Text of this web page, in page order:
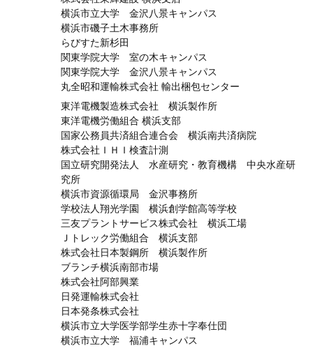
横浜市立大学 金沢八景キャンパス
横浜市磯子土木事務所
らびすた新杉田
関東学院大学 室の木キャンパス
関東学院大学 金沢八景キャンパス
丸全昭和運輸株式会社 輸出梱包センター
東洋電機製造株式会社 横浜製作所
東洋電機労働組合 横浜支部
国家公務員共済組合連合会 横浜南共済病院
株式会社ＩＨＩ検査計測
国立研究開発法人 水産研究・教育機構 中央水産研
究所
横浜市資源循環局 金沢事務所
学校法人翔光学園 横浜創学館高等学校
三友プラントサービス株式会社 横浜工場
Ｊトレック労働組合 横浜支部
株式会社日本製鋼所 横浜製作所
ブランチ横浜南部市場
株式会社阿部興業
日発運輸株式会社
日本発条株式会社
横浜市立大学医学部学生赤十字奉仕団
横浜市立大学 福浦キャンパス